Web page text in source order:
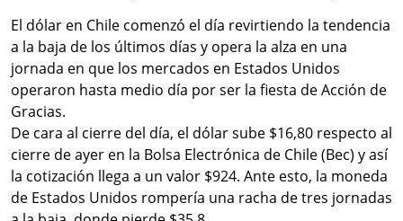
El dólar en Chile comenzó el día revirtiendo la tendencia
a la baja de los últimos días y opera la alza en una
jornada en que los mercados en Estados Unidos
operaron hasta medio día por ser la fiesta de Acción de
Gracias.
De cara al cierre del día, el dólar sube $16,80 respecto al
cierre de ayer en la Bolsa Electrónica de Chile (Bec) y así
la cotización llega a un valor $924. Ante esto, la moneda
de Estados Unidos rompería una racha de tres jornadas